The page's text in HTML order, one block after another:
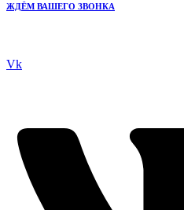
ЖДЁМ ВАШЕГО ЗВОНКА
Vk